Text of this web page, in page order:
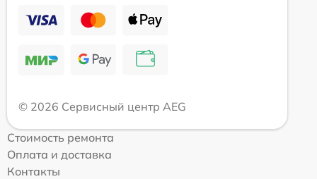
© 2026 Сервисный центр AEG
Стоимость ремонта
Оплата и доставка
Контакты